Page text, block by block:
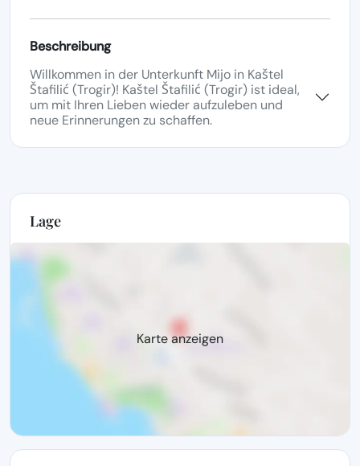
Beschreibung
Willkommen in der Unterkunft Mijo in Kaštel
Štafilić (Trogir)! Kaštel Štafilić (Trogir) ist ideal,
um mit Ihren Lieben wieder aufzuleben und
neue Erinnerungen zu schaffen.
Lage
Karte anzeigen